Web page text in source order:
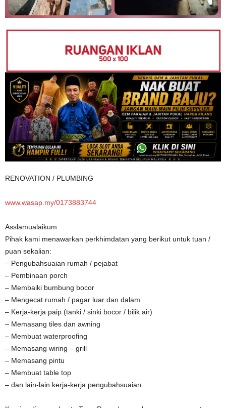
RENOVATION / PLUMBING
www.wasap.my/0173883744
Asslamualaikum
Pihak kami menawarkan perkhimdatan yang berikut untuk tuan /
puan sekalian:
– Pengubahsuaian rumah / pejabat
– Pembinaan porch
– Membaiki bumbung bocor
– Mengecat rumah / pagar luar dan dalam
– Kerja-kerja paip (tanki / sinki bocor / bilik air)
– Memasang tiles dan awning
– Membuat waterproofing
– Memasang wiring – grill
– Memasang pintu
– Membuat table top
– dan lain-lain kerja-kerja pengubahsuaian.